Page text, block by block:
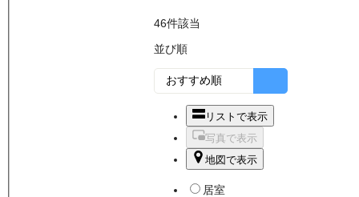
46件該当
並び順
リストで表示
写真で表示
地図で表示
居室